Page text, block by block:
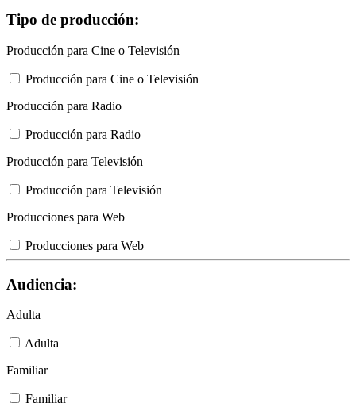
Tipo de producción:
Producción para Cine o Televisión
Producción para Cine o Televisión
Producción para Radio
Producción para Radio
Producción para Televisión
Producción para Televisión
Producciones para Web
Producciones para Web
Audiencia:
Adulta
Adulta
Familiar
Familiar